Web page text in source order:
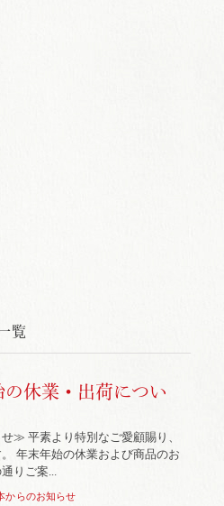
覧
の休業・出荷につい
≫ 平素より特別なご愛顧賜り、
年末年始の休業および商品のお
りご案...
からのお知らせ